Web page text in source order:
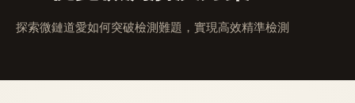
探索微鏈道愛如何突破檢測難題，實現高效精準檢測